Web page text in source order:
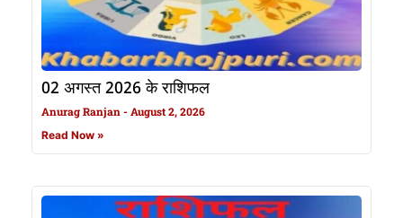
02 अगस्त 2026 के राशिफल
Anurag Ranjan August 2, 2026
Read Now »